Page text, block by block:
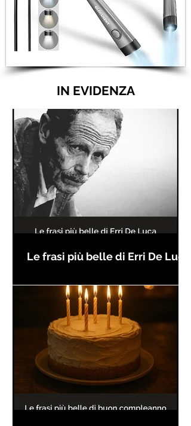
IN EVIDENZA
Le frasi più belle di Erri De Luca